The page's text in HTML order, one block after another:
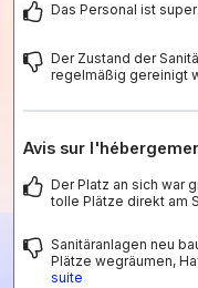
Das Personal ist
Der Zustand der
regelmäßig gereinigt
Avis sur
Der Platz an sich war
tolle Plätze direkt am
Sanitäranlagen neu
Plätze wegräumen,
suite